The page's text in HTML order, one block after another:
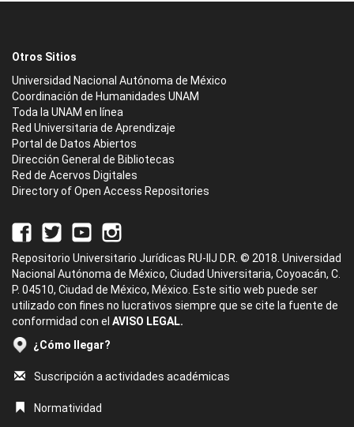
Otros Sitios
Universidad Nacional Autónoma de México
Coordinación de Humanidades UNAM
Toda la UNAM en línea
Red Universitaria de Aprendizaje
Portal de Datos Abiertos
Dirección General de Bibliotecas
Red de Acervos Digitales
Directory of Open Access Repositories
Repositorio Universitario Jurídicas RU-IIJ D.R. © 2018. Universidad
Nacional Autónoma de México, Ciudad Universitaria, Coyoacán, C.
P. 04510, Ciudad de México, México. Este sitio web puede ser
utilizado con fines no lucrativos siempre que se cite la fuente de
conformidad con el AVISO LEGAL.
¿Cómo llegar?
Suscripción a actividades académicas
Normatividad